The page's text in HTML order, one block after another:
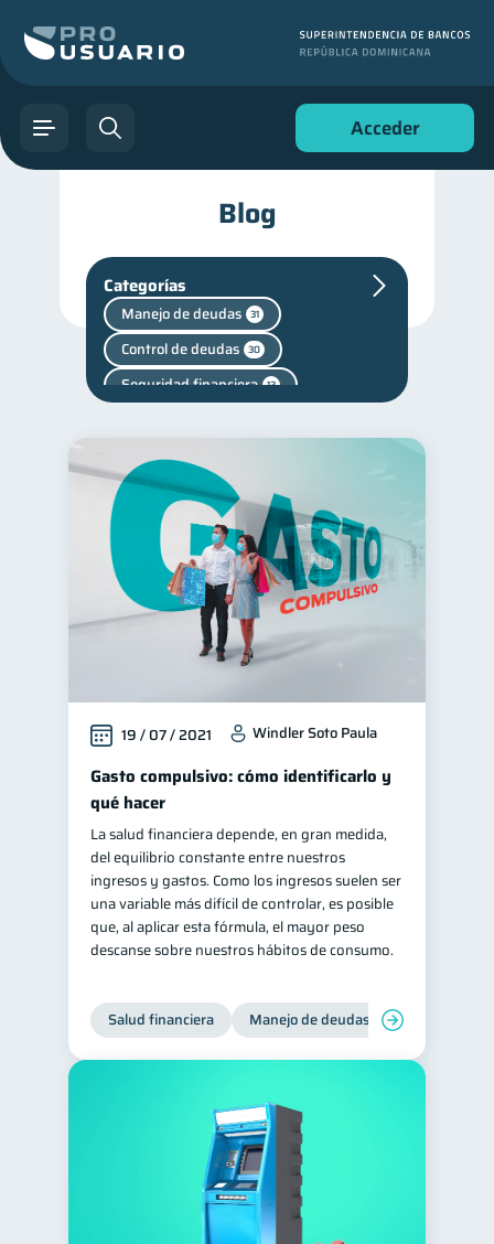
Acceder
Blog
Categorías
Manejo de deudas 31
Control de deudas 30
Seguridad financiera 13
Productos financieros
Historial crediticio
Servicios 4 Vacaciones 2
Finanzas personales 44
Educación financiera 31
Finanzas para jóvenes
Finanzas familiares 25
Inclusión financiera 22
Bienestar financiero 22
Finanzas para mujeres 20
Organización Financiera
Deudas 10
Entidad financiera 8
Préstamos Ahorro
Consejos 6
Ciberseguridad
Derechos & Deberes
Criptomonedas 2
Cuenta Abandonada 2
2
Cuenta Inactiva 1
19 / 07 / 2021 Windler Soto Paula
Gasto compulsivo: cómo identificarlo y
qué hacer
La salud financiera depende, en gran medida,
del equilibrio constante entre nuestros
ingresos y gastos. Como los ingresos suelen ser
una variable más difícil de controlar, es posible
que, al aplicar esta fórmula, el mayor peso
descanse sobre nuestros hábitos de consumo.
Salud financiera Manejo de deudas